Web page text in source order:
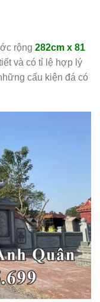
rộng 282cm x 81
và có tỉ lệ hợp lý
cấu kiện đá có